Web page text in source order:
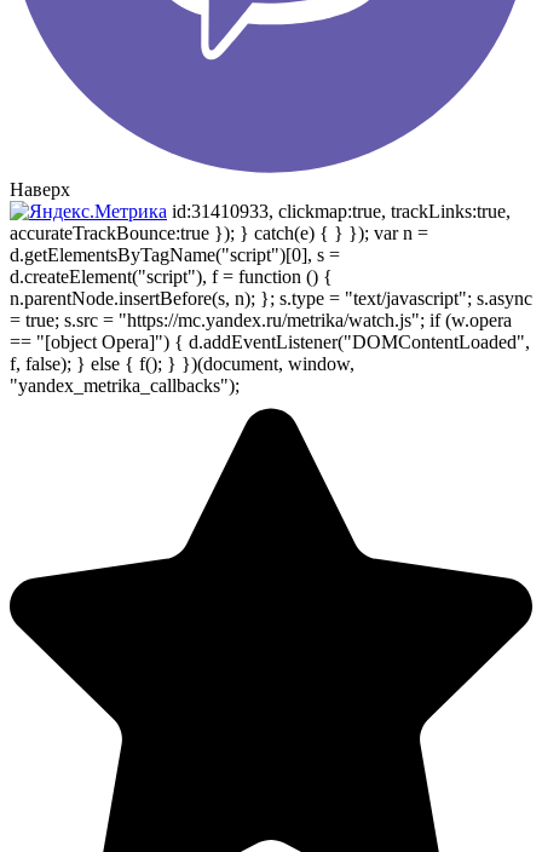
Наверх
id:31410933, clickmap:true, trackLinks:true,
accurateTrackBounce:true }); } catch(e) { } }); var n =
d.getElementsByTagName("script")[0], s =
d.createElement("script"), f = function () {
n.parentNode.insertBefore(s, n); }; s.type = "text/javascript"; s.async
= true; s.src = "https://mc.yandex.ru/metrika/watch.js"; if (w.opera
== "[object Opera]") { d.addEventListener("DOMContentLoaded",
f, false); } else { f(); } })(document, window,
"yandex_metrika_callbacks");